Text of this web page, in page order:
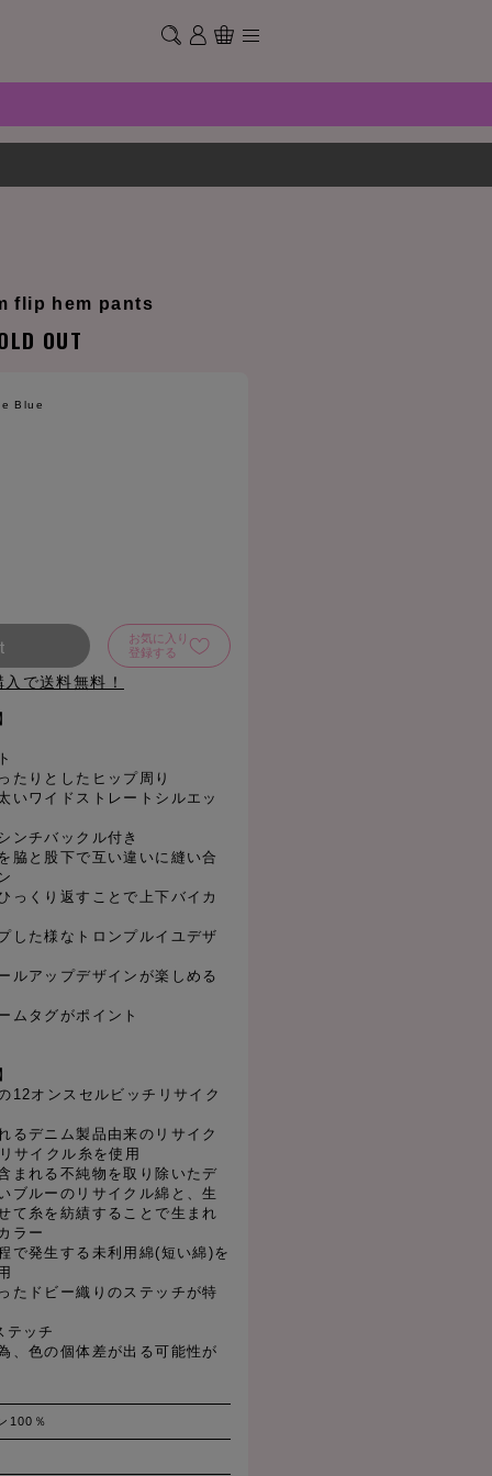
flip hem pants
OUT
Blue
お気に入り
登録する
で送料無料！
たりとしたヒップ周り
いワイドストレートシルエッ
ンチバックル付き
脇と股下で互い違いに縫い合
っくり返すことで上下バイカ
した様なトロンプルイユデザ
ルアップデザインが楽しめる
ムタグがポイント
12オンスセルビッチリサイク
るデニム製品由来のリサイク
サイクル糸を使用
まれる不純物を取り除いたデ
ブルーのリサイクル綿と、生
て糸を紡績することで生まれ
ラー
で発生する未利用綿(短い綿)を
たドビー織りのステッチが特
テッチ
、色の個体差が出る可能性が
100％